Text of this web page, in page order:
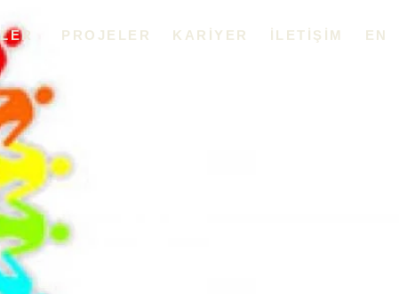
PROJELER KARIYER İLETIŞIM EN